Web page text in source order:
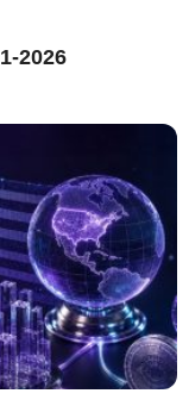
2026